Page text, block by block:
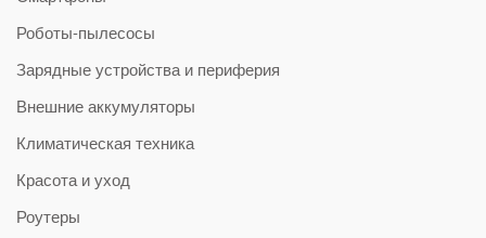
Роботы-пылесосы
Зарядные устройства и периферия
Внешние аккумуляторы
Климатическая техника
Красота и уход
Роутеры